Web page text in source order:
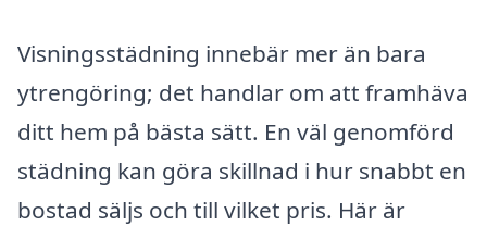
Visningsstädning innebär mer än bara
ytrengöring; det handlar om att framhäva
ditt hem på bästa sätt. En väl genomförd
städning kan göra skillnad i hur snabbt en
bostad säljs och till vilket pris. Här är